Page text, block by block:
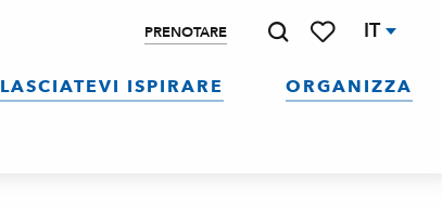
PRENOTARE IT
LASCIATEVI ISPIRARE ORGANIZZA